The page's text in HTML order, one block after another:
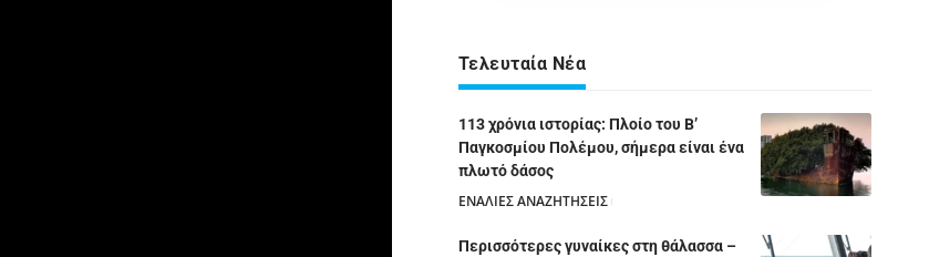
Τελευταία Νέα
113 χρόνια ιστορίας: Πλοίο του Β’
Παγκοσμίου Πολέμου, σήμερα είναι ένα
πλωτό δάσος
ΕΝΑΛΙΕΣ ΑΝΑΖΗΤΗΣΕΙΣ
Περισσότερες γυναίκες στη θάλασσα –